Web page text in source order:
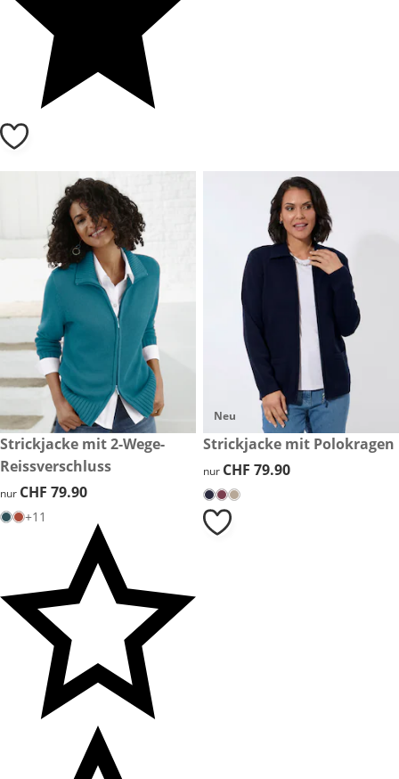
CHF 79.90
Strickjacke mit 2-Wege-
Reissverschluss
CHF 79.90
nur CHF 79.90
+11
Neu
CHF 79.90
Strickjacke mit Polokragen
CHF 79.90
nur CHF 79.90